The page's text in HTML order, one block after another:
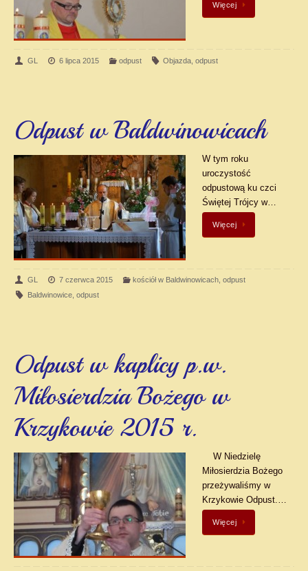
Więcej
GL 6 lipca 2015 odpust Objazda ,odpust
Odpust w Baldwinowicach
W tym roku
uroczystość
odpustową ku czci
Świętej Trójcy w…
Więcej
GL 7 czerwca 2015 kościół w Baldwinowicach, odpust
Baldwinowice, odpust
Odpust w kaplicy p.w.
Miłosierdzia Bożego w
Krzykowie 2015 r.
W Niedzielę
Miłosierdzia Bożego
przeżywaliśmy w
Krzykowie Odpust.…
Więcej